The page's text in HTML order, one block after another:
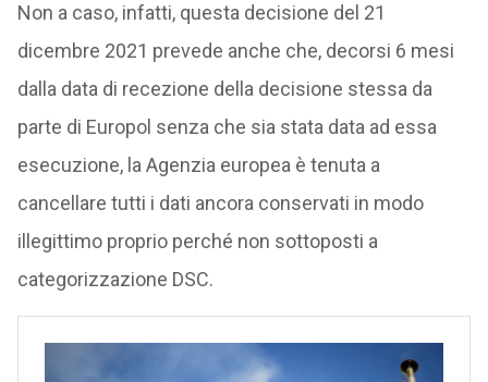
Non a caso, infatti, questa decisione del 21
dicembre 2021 prevede anche che, decorsi 6 mesi
dalla data di recezione della decisione stessa da
parte di Europol senza che sia stata data ad essa
esecuzione, la Agenzia europea è tenuta a
cancellare tutti i dati ancora conservati in modo
illegittimo proprio perché non sottoposti a
categorizzazione DSC.